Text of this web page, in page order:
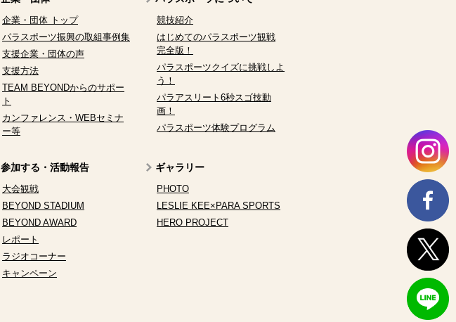
企業・団体 トップ
パラスポーツ振興の取組事例集
支援企業・団体の声
支援方法
TEAM BEYONDからのサポー
ト
カンファレンス・WEBセミナ
ー等
競技紹介
はじめてのパラスポーツ観戦
完全版！
パラスポーツクイズに挑戦しよ
う！
パラアスリート6秒スゴ技動
画！
パラスポーツ体験プログラム
参加する・活動報告
大会観戦
BEYOND STADIUM
BEYOND AWARD
レポート
ラジオコーナー
キャンペーン
ギャラリー
PHOTO
LESLIE KEE×PARA SPORTS
HERO PROJECT